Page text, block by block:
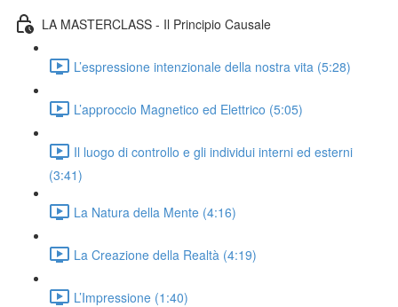
LA MASTERCLASS - Il Principio Causale
L’espressione intenzionale della nostra vita (5:28)
L’approccio Magnetico ed Elettrico (5:05)
Il luogo di controllo e gli individui interni ed esterni
(3:41)
La Natura della Mente (4:16)
La Creazione della Realtà (4:19)
L’Impressione (1:40)